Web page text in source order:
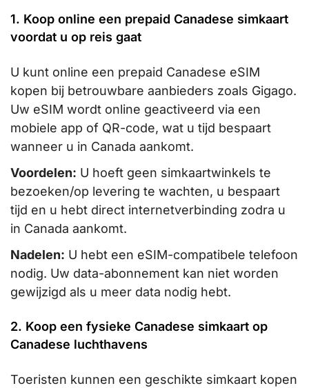
1. Koop online een prepaid Canadese simkaart
voordat u op reis gaat
U kunt online een prepaid Canadese eSIM
kopen bij betrouwbare aanbieders zoals Gigago.
Uw eSIM wordt online geactiveerd via een
mobiele app of QR-code, wat u tijd bespaart
wanneer u in Canada aankomt.
Voordelen: U hoeft geen simkaartwinkels te
bezoeken/op levering te wachten, u bespaart
tijd en u hebt direct internetverbinding zodra u
in Canada aankomt.
Nadelen: U hebt een eSIM-compatibele telefoon
nodig. Uw data-abonnement kan niet worden
gewijzigd als u meer data nodig hebt.
2. Koop een fysieke Canadese simkaart op
Canadese luchthavens
Toeristen kunnen een geschikte simkaart kopen